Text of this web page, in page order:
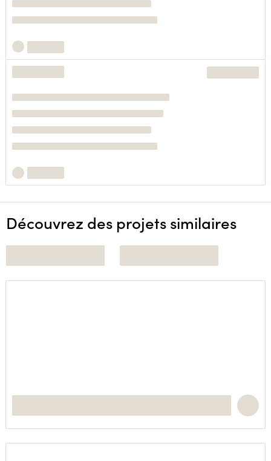
Découvrez des projets similaires